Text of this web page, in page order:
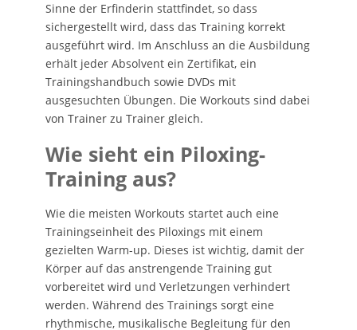
Sinne der Erfinderin stattfindet, so dass
sichergestellt wird, dass das Training korrekt
ausgeführt wird. Im Anschluss an die Ausbildung
erhält jeder Absolvent ein Zertifikat, ein
Trainingshandbuch sowie DVDs mit
ausgesuchten Übungen. Die Workouts sind dabei
von Trainer zu Trainer gleich.
Wie sieht ein Piloxing-
Training aus?
Wie die meisten Workouts startet auch eine
Trainingseinheit des Piloxings mit einem
gezielten Warm-up. Dieses ist wichtig, damit der
Körper auf das anstrengende Training gut
vorbereitet wird und Verletzungen verhindert
werden. Während des Trainings sorgt eine
rhythmische, musikalische Begleitung für den